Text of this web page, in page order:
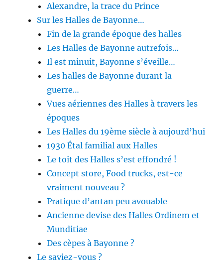
Alexandre, la trace du Prince
Sur les Halles de Bayonne…
Fin de la grande époque des halles
Les Halles de Bayonne autrefois…
Il est minuit, Bayonne s’éveille…
Les halles de Bayonne durant la
guerre…
Vues aériennes des Halles à travers les
époques
Les Halles du 19ème siècle à aujourd’hui
1930 Étal familial aux Halles
Le toit des Halles s’est effondré !
Concept store, Food trucks, est-ce
vraiment nouveau ?
Pratique d’antan peu avouable
Ancienne devise des Halles Ordinem et
Munditiae
Des cèpes à Bayonne ?
Le saviez-vous ?